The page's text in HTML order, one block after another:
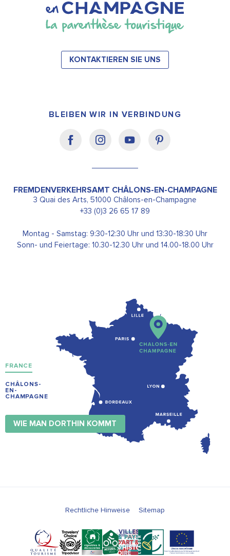
KONTAKTIEREN SIE UNS
BLEIBEN WIR IN VERBINDUNG
FREMDENVERKEHRSAMT CHÂLONS-EN-CHAMPAGNE
3 Quai des Arts, 51000 Châlons-en-Champagne
+33 (0)3 26 65 17 89
Montag - Samstag: 9:30-12:30 Uhr und 13:30-18:30 Uhr
Sonn- und Feiertage: 10.30-12.30 Uhr und 14.00-18.00 Uhr
FRANCE
CHÂLONS-
EN-
CHAMPAGNE
WIE MAN DORTHIN KOMMT
Rechtliche Hinweise Sitemap